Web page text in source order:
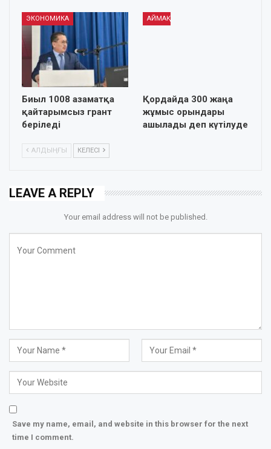
ЭКОНОМИКА
Биыл 1008 азаматқа
қайтарымсыз грант
беріледі
АЙМАҚ
Қордайда 300 жаңа
жұмыс орындары
ашылады деп күтілуде
АЛДЫҢҒЫ КЕЛЕСІ
LEAVE A REPLY
Your email address will not be published.
Save my name, email, and website in this browser for the next
time I comment.